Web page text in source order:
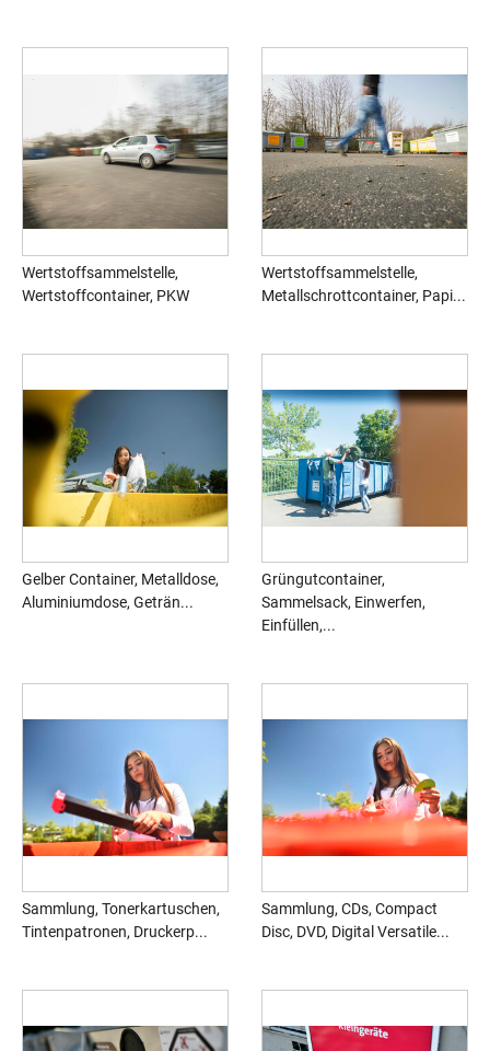
Wertstoffsammelstelle,
Wertstoffcontainer, PKW
Wertstoffsammelstelle,
Metallschrottcontainer, Papi...
Gelber Container, Metalldose,
Aluminiumdose, Geträn...
Grüngutcontainer,
Sammelsack, Einwerfen,
Einfüllen,...
Sammlung, Tonerkartuschen,
Tintenpatronen, Druckerp...
Sammlung, CDs, Compact
Disc, DVD, Digital Versatile...